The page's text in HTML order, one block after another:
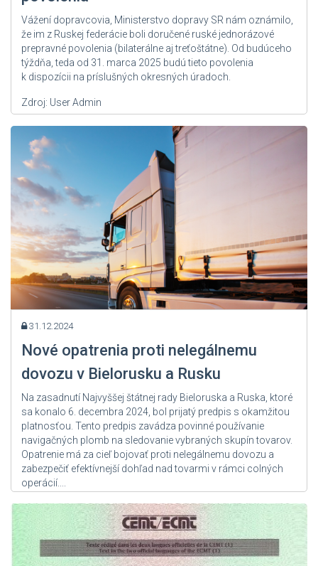
Vážení dopravcovia, Ministerstvo dopravy SR nám oznámilo,
že im z Ruskej federácie boli doručené ruské jednorázové
prepravné povolenia (bilaterálne aj treťoštátne). Od budúceho
týždňa, teda od 31. marca 2025 budú tieto povolenia
k dispozícii na príslušných okresných úradoch.
Zdroj: User Admin
31.12.2024
Nové opatrenia proti nelegálnemu
dovozu v Bielorusku a Rusku
Na zasadnutí Najvyššej štátnej rady Bieloruska a Ruska, ktoré
sa konalo 6. decembra 2024, bol prijatý predpis s okamžitou
platnosťou. Tento predpis zavádza povinné používanie
navigačných plomb na sledovanie vybraných skupín tovarov.
Opatrenie má za cieľ bojovať proti nelegálnemu dovozu a
zabezpečiť efektívnejší dohľad nad tovarmi v rámci colných
operácií....
Zdroj: User Admin